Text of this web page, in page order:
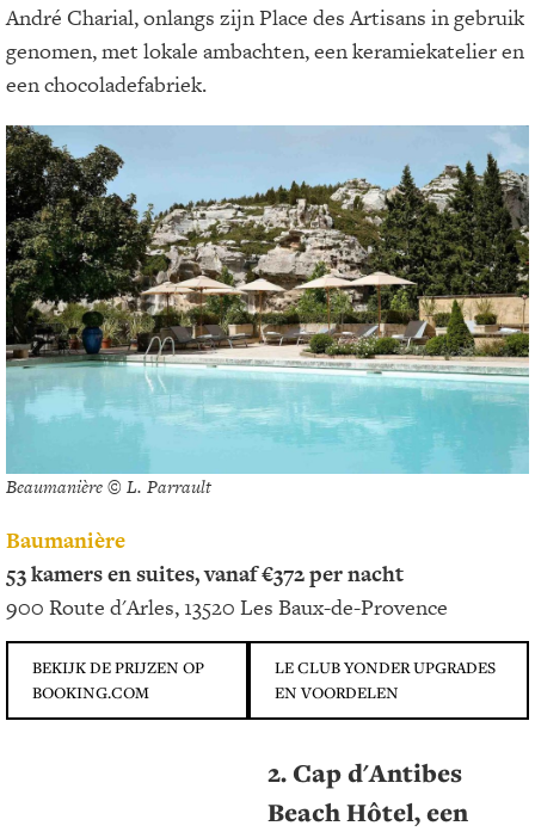
André Charial, onlangs zijn Place des Artisans in gebruik
genomen, met lokale ambachten, een keramiekatelier en
een chocoladefabriek.
Beaumanière © L. Parrault
Baumanière
53 kamers en suites, vanaf €372 per nacht
900 Route d'Arles, 13520 Les Baux-de-Provence
BEKIJK DE PRIJZEN OP
BOOKING.COM
LE CLUB YONDER UPGRADES
EN VOORDELEN
2. Cap d'Antibes
Beach Hôtel, een